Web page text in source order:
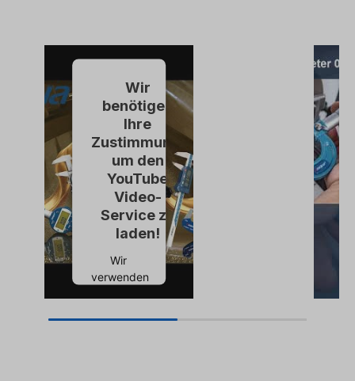
Wir
benötigen
Ihre
Zustimmung,
um den
YouTube
Video-
Service zu
laden!
Wir
verwenden